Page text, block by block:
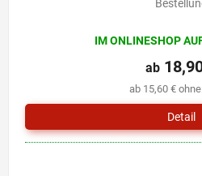
IM ONLINESHOP
ab 15,60 €
ab
Detail